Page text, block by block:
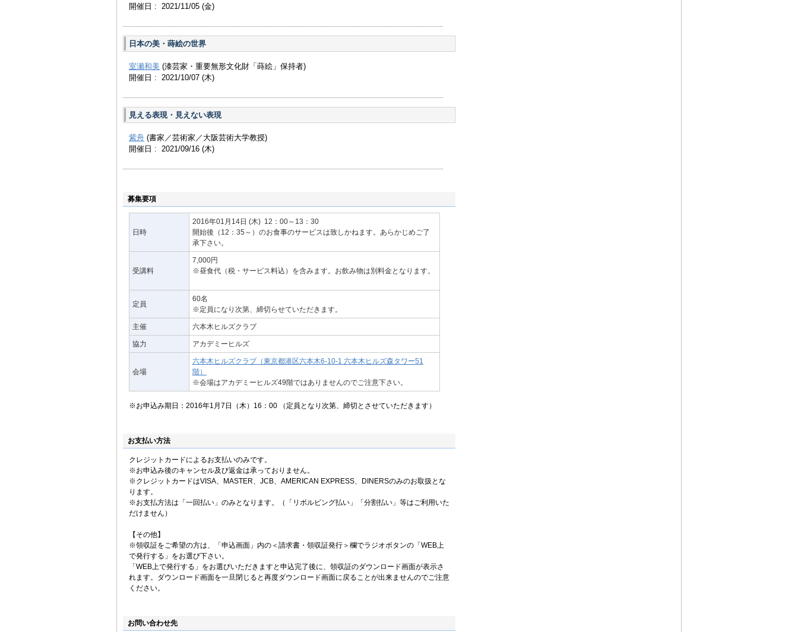
開催日 : 2021/11/05 (金)
日本の美・蒔絵の世界
室瀬和美 (漆芸家・重要無形文化財「蒔絵」保持者)
開催日 : 2021/10/07 (木)
見える表現・見えない表現
紫舟 (書家／芸術家／大阪芸術大学教授)
開催日 : 2021/09/16 (木)
募集要項
日時
2016年01月14日 (木) 12：00～13：30
開始後（12：35～）のお食事のサービスは致しかねます。あらかじめご了
承下さい。
受講料
7,000円
※昼食代（税・サービス料込）を含みます。お飲み物は別料金となります。
定員
60名
※定員になり次第、締切らせていただきます。
主催 六本木ヒルズクラブ
協力 アカデミーヒルズ
会場
六本木ヒルズクラブ（東京都港区六本木6-10-1 六本木ヒルズ森タワー51
階）
※会場はアカデミーヒルズ49階ではありませんのでご注意下さい。
※お申込み期日：2016年1月7日（木）16：00 （定員となり次第、締切とさせていただきます）
お支払い方法
クレジットカードによるお支払いのみです。
※お申込み後のキャンセル及び返金は承っておりません。
※クレジットカードはVISA、MASTER、JCB、AMERICAN EXPRESS、DINERSのみのお取扱とな
ります。
※お支払方法は「一回払い」のみとなります。（「リボルビング払い」「分割払い」等はご利用いた
だけません）
【その他】
※領収証をご希望の方は、「申込画面」内の＜請求書・領収証発行＞欄でラジオボタンの「WEB上
で発行する」をお選び下さい。
「WEB上で発行する」をお選びいただきますと申込完了後に、領収証のダウンロード画面が表示さ
れます。ダウンロード画面を一旦閉じると再度ダウンロード画面に戻ることが出来ませんのでご注意
ください。
お問い合わせ先